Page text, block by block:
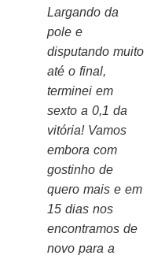
Largando da
pole e
disputando muito
até o final,
terminei em
sexto a 0,1 da
vitória! Vamos
embora com
gostinho de
quero mais e em
15 dias nos
encontramos de
novo para a